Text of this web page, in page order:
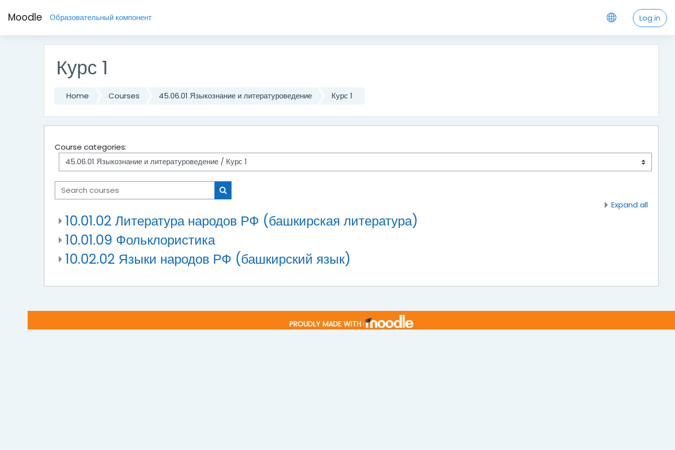
Moodle Образовательный компонент Log in
Курс 1
Home Courses 45.06.01 Языкознание и литературоведение Курс 1
Course categories:
Search courses
Search courses Expand all
10.01.02 Литература народов РФ (башкирская литература)
10.01.09 Фольклористика
10.02.02 Языки народов РФ (башкирский язык)
PROUDLY MADE WITH